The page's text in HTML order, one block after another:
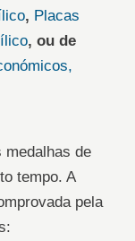
, Placas
, ou de
medalhas de
tempo. A
pela